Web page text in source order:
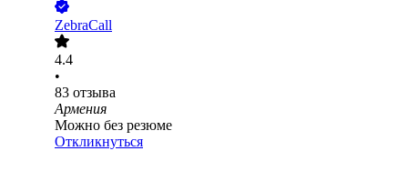
ZebraCall
4.4
•
83 отзыва
Армения
Можно без резюме
Откликнуться